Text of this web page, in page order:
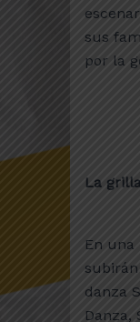
sus
por la
La
En
danza
Danza,